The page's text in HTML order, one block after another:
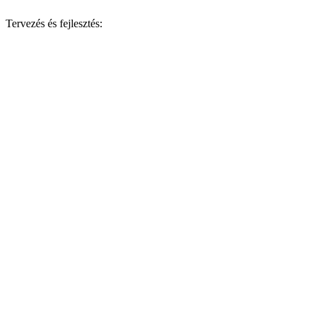
Tervezés és fejlesztés: